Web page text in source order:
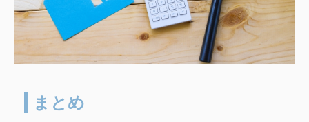
まとめ